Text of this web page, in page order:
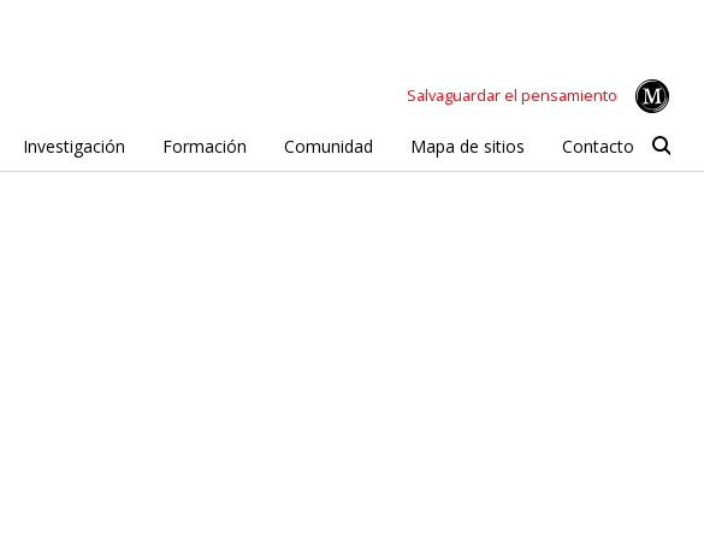
Salvaguardar el pensamiento
Investigación Formación Comunidad Mapa de sitios Contacto